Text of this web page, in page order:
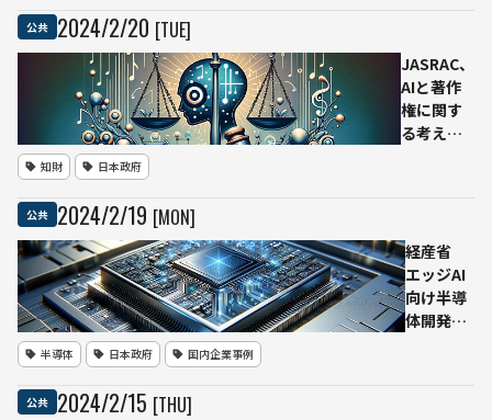
認定
調査
の実
施
度カ
メラ
活用
ィテ
ュー
ト設
立へ
公共 2024/2/20 [TUE]
JASRAC、
AIと著作
権に関す
る考え方
知財 日本政府
公共 2024/2/19 [MON]
経産省
エッジAI
向け半導
体開発を
半導体 日本政府 国内企業事例
公共 2024/2/15 [THU]